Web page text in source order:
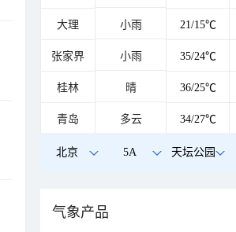
大理 小雨 21/15℃
张家界 小雨 35/24℃
桂林 晴 36/25℃
青岛 多云 34/27℃
北京 5A 天坛公园
气象产品